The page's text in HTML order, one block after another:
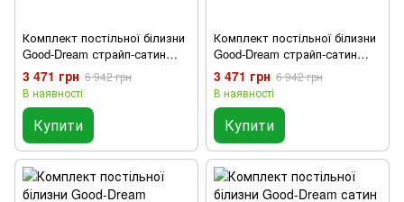
Комплект постільної білизни
Good-Dream страйп-сатин
Bordo
3 471 грн 6 942 грн
В наявності
Купити
Комплект постільної білизни
Good-Dream страйп-сатин
Dark Blu
3 471 грн 6 942 грн
В наявності
Купити